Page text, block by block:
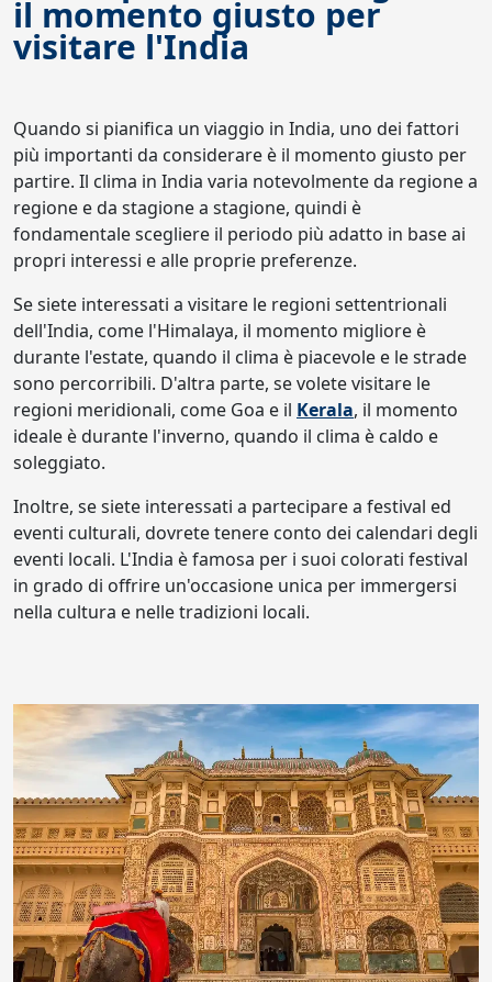
il momento giusto per
visitare l'India
Quando si pianifica un viaggio in India, uno dei fattori
più importanti da considerare è il momento giusto per
partire. Il clima in India varia notevolmente da regione a
regione e da stagione a stagione, quindi è
fondamentale scegliere il periodo più adatto in base ai
propri interessi e alle proprie preferenze.
Se siete interessati a visitare le regioni settentrionali
dell'India, come l'Himalaya, il momento migliore è
durante l'estate, quando il clima è piacevole e le strade
sono percorribili. D'altra parte, se volete visitare le
regioni meridionali, come Goa e il Kerala, il momento
ideale è durante l'inverno, quando il clima è caldo e
soleggiato.
Inoltre, se siete interessati a partecipare a festival ed
eventi culturali, dovrete tenere conto dei calendari degli
eventi locali. L'India è famosa per i suoi colorati festival
in grado di offrire un'occasione unica per immergersi
nella cultura e nelle tradizioni locali.